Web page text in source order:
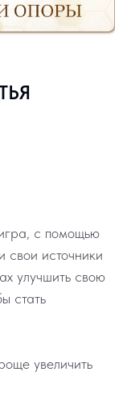
с помощью
свои источники
улучшить свою
стать
увеличить